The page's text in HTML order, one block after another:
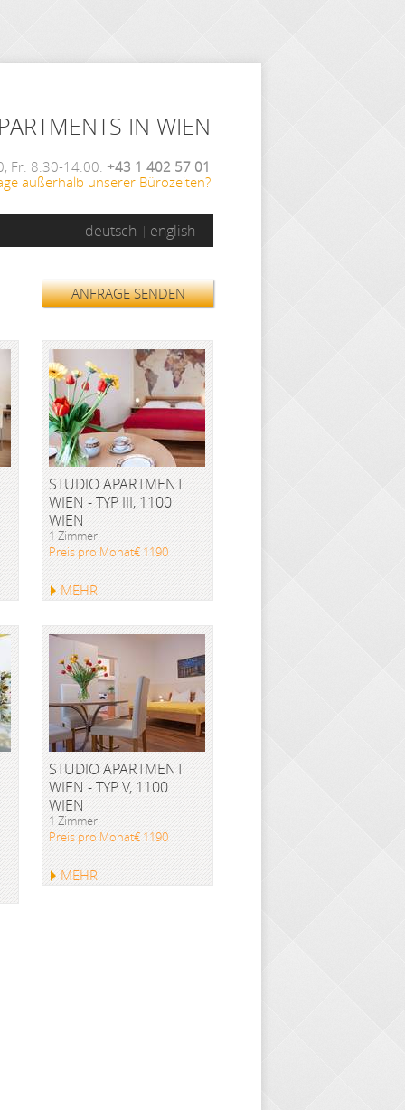
IN WIEN
Fr. 8:30-14:00: +43 1 402 57 01
außerhalb unserer Bürozeiten?
deutsch english
ANFRAGE SENDEN
STUDIO APARTMENT
WIEN - TYP III, 1100
WIEN
1 Zimmer
Preis pro Monat€ 1190
MEHR
STUDIO APARTMENT
WIEN - TYP V, 1100
WIEN
1 Zimmer
Preis pro Monat€ 1190
MEHR